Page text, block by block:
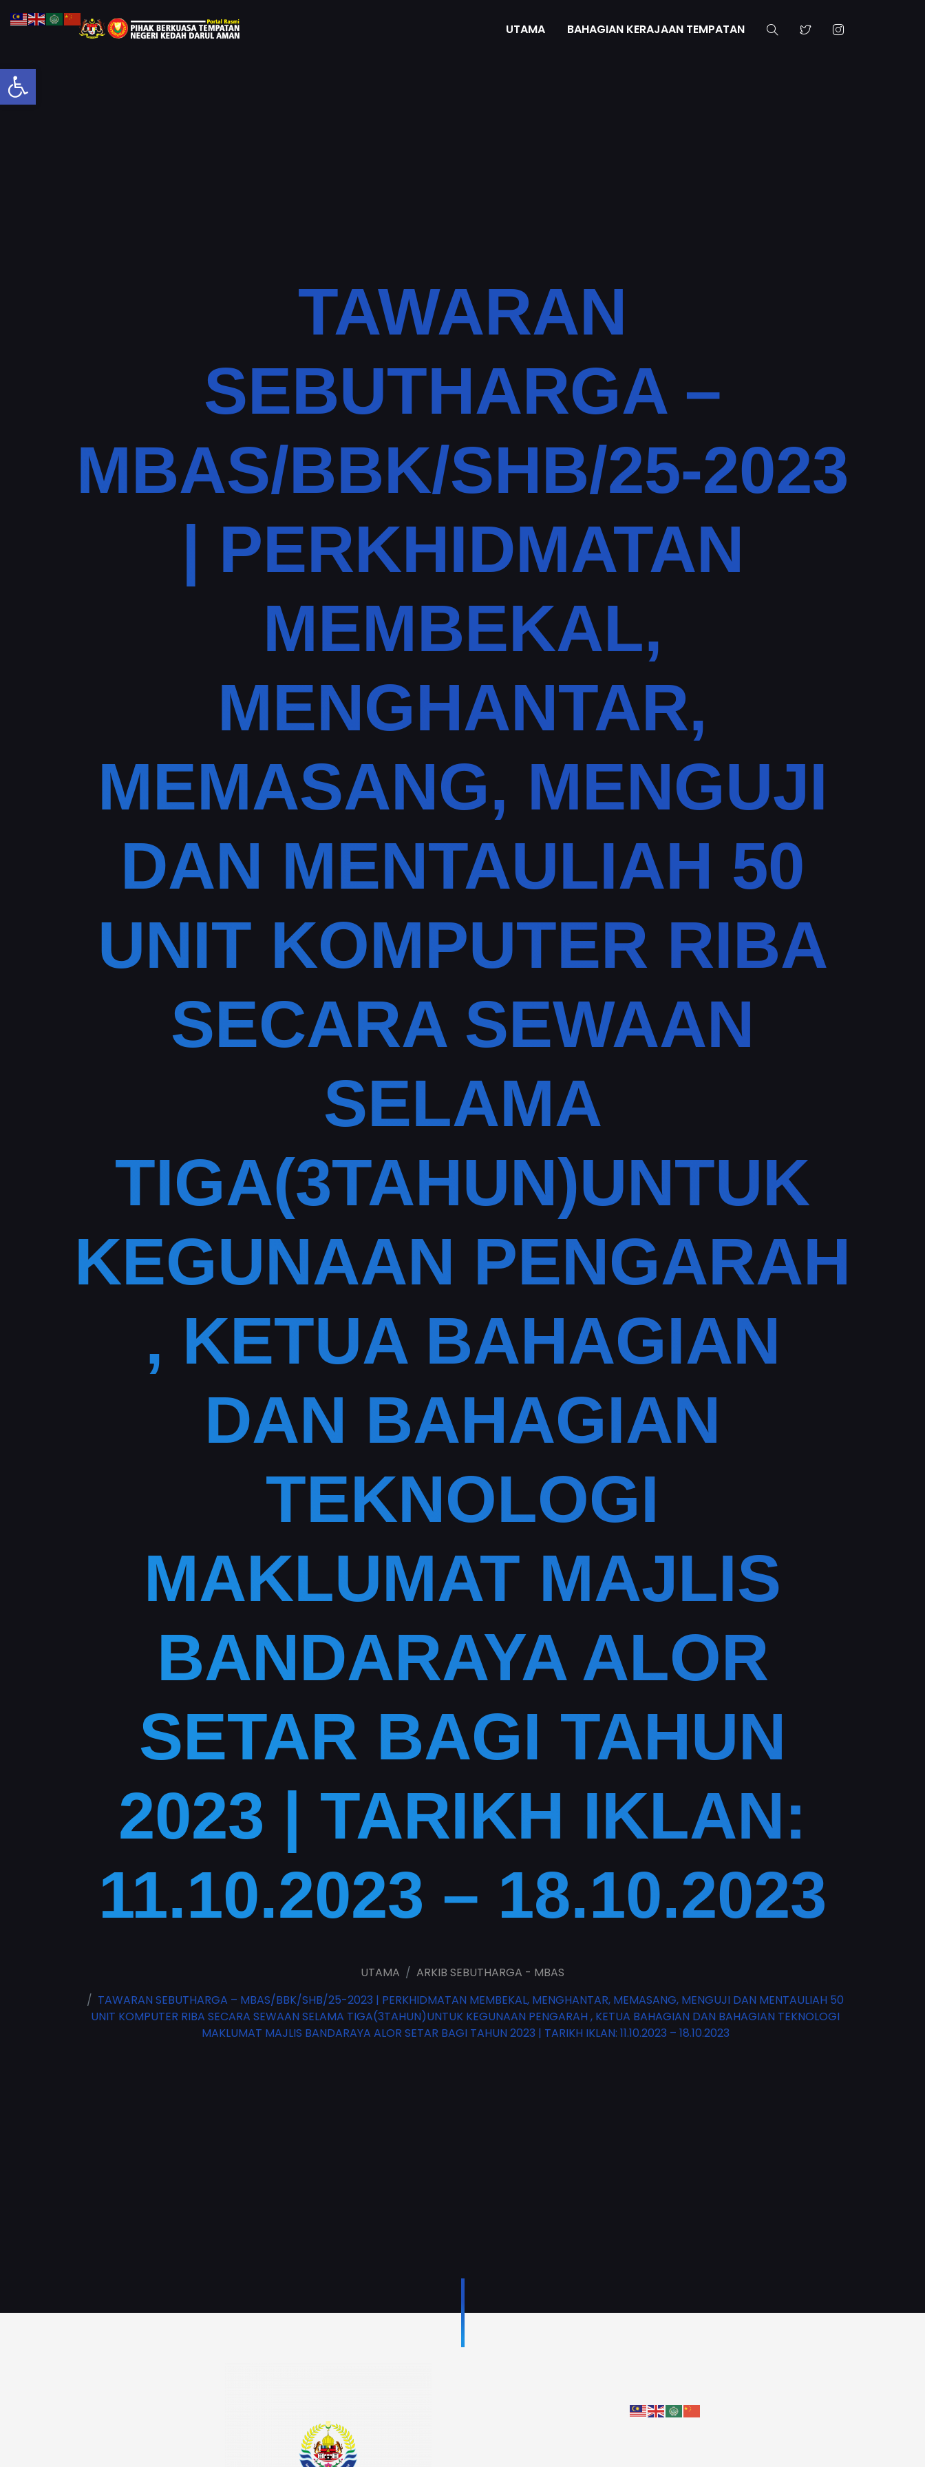
Open toolbar
UTAMA BAHAGIAN KERAJAAN TEMPATAN
TAWARAN
SEBUTHARGA –
MBAS/BBK/SHB/25-2023
| PERKHIDMATAN
MEMBEKAL,
MENGHANTAR,
MEMASANG, MENGUJI
DAN MENTAULIAH 50
UNIT KOMPUTER RIBA
SECARA SEWAAN
SELAMA
TIGA(3TAHUN)UNTUK
KEGUNAAN PENGARAH
, KETUA BAHAGIAN
DAN BAHAGIAN
TEKNOLOGI
MAKLUMAT MAJLIS
BANDARAYA ALOR
SETAR BAGI TAHUN
2023 | TARIKH IKLAN:
11.10.2023 – 18.10.2023
UTAMA
ARKIB SEBUTHARGA - MBAS
TAWARAN SEBUTHARGA – MBAS/BBK/SHB/25-2023 | PERKHIDMATAN MEMBEKAL, MENGHANTAR, MEMASANG, MENGUJI DAN MENTAULIAH 50
UNIT KOMPUTER RIBA SECARA SEWAAN SELAMA TIGA(3TAHUN)UNTUK KEGUNAAN PENGARAH , KETUA BAHAGIAN DAN BAHAGIAN TEKNOLOGI
MAKLUMAT MAJLIS BANDARAYA ALOR SETAR BAGI TAHUN 2023 | TARIKH IKLAN: 11.10.2023 – 18.10.2023